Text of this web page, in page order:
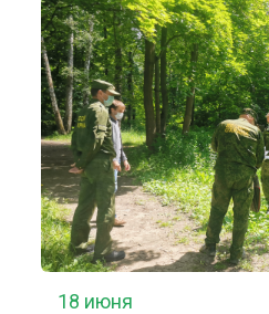
18 июня